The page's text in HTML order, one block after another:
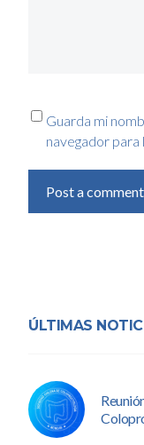
Guarda mi
navegador para
Post a comment
ÚLTIMAS